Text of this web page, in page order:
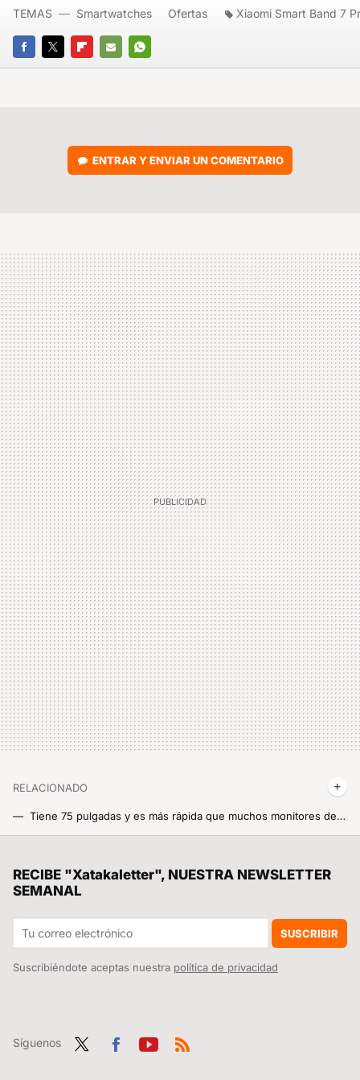
FACEBOOK
TWITTERFLIPBOARD
E-
WHATSAPP
TEMAS Smartwatches Ofertas Xiaomi Smart Band 7
ENTRAR Y ENVIAR UN COMENTARIO
RELACIONADO
Tiene 75 pulgadas y es más rápida que muchos monitores de PC: esta Smart TV de Xiaomi es una de esas compras de las que presumir
Xiaomi corrige una cadena de errores en HyperOS 3 en su último parche: nueve móviles habían empezado a dar problemas
RECIBE "Xatakaletter", NUESTRA NEWSLETTER
SEMANAL
SUSCRIBIR
Suscribiéndote aceptas nuestra política de privacidad
Síguenos